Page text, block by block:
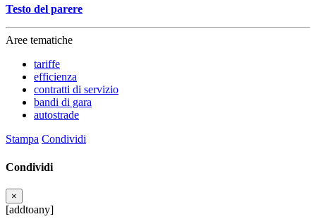
Testo del parere
Aree tematiche
tariffe
efficienza
contratti di servizio
bandi di gara
autostrade
Stampa Condividi
Condividi
×
[addtoany]